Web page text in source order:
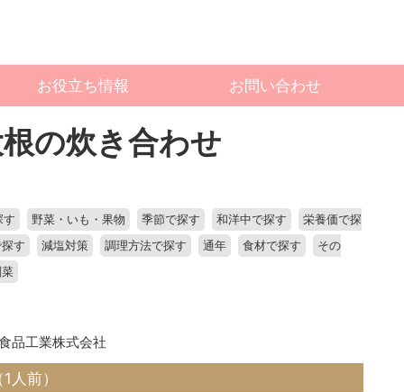
お役立ち情報 お問い合わせ
の炊き合わせ
す 野菜・いも・果物 季節で探す 和洋中で探す
栄養価で探
す 減塩対策 調理方法で探す 通年 食材で探す
その
品工業株式会社
1人前）